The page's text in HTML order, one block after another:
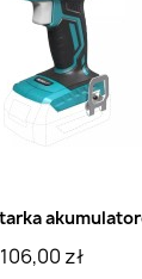
106,00 zł